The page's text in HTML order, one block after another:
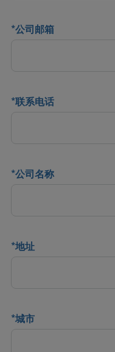
*公司邮箱
*联系电话
*公司名称
*地址
*城市